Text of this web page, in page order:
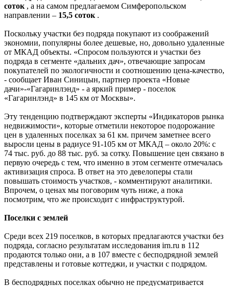
соток , а на самом предлагаемом Симферопольском
направлении – 15,5 соток .
Поскольку участки без подряда покупают из соображений
экономии, популярны более дешевые, но, довольно удаленные
от МКАД объекты. «Спросом пользуются и участки без
подряда в сегменте «дальних дач», отвечающие запросам
покупателей по экологичности и соотношению цена-качество,
- сообщает Иван Синицын, партнер проекта «Новые
дачи»-«Гагаринлэнд» - а яркий пример - поселок
«Гагаринлэнд» в 145 км от Москвы».
Эту тенденцию подтверждают эксперты «Индикаторов рынка
недвижимости», которые отметили некоторое подорожание
цен в удаленных поселках за 61 км. причем заметнее всего
выросли цены в радиусе 91-105 км от МКАД – около 20%: с
74 тыс. руб. до 88 тыс. руб. за сотку. Повышение цен связано в
первую очередь с тем, что именно в этом сегменте отмечалась
активизация спроса. В ответ на это девелоперы стали
повышать стоимость участков, - комментируют аналитики.
Впрочем, о ценах мы поговорим чуть ниже, а пока
посмотрим, что же происходит с инфраструктурой.
Поселки с землей
Среди всех 219 поселков, в которых предлагаются участки без
подряда, согласно результатам исследования irn.ru в 112
продаются только они, а в 107 вместе с бесподрядной землей
представлены и готовые коттеджи, и участки с подрядом.
В бесподрядных поселках обычно не предусматривается